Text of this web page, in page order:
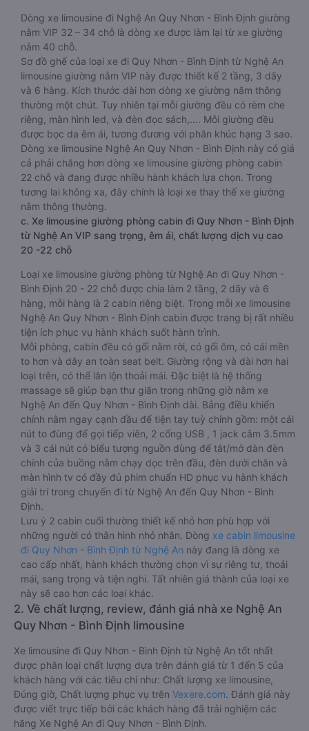
Dòng xe limousine đi Nghệ An Quy Nhơn - Bình Định giường
nằm VIP 32 – 34 chỗ là dòng xe được làm lại từ xe giường
nằm 40 chỗ.
Sơ đồ ghế của loại xe đi Quy Nhơn - Bình Định từ Nghệ An
limousine giường nằm VIP này được thiết kế 2 tầng, 3 dãy
và 6 hàng. Kích thước dài hơn dòng xe giường nằm thông
thường một chút. Tuy nhiên tại mỗi giường đều có rèm che
riêng, màn hình led, và đèn đọc sách,…. Mỗi giường đều
được bọc da êm ái, tương đương với phân khúc hạng 3 sao.
Dòng xe limousine Nghệ An Quy Nhơn - Bình Định này có giá
cả phải chăng hơn dòng xe limousine giường phòng cabin
22 chỗ và đang được nhiều hành khách lựa chọn. Trong
tương lai không xa, đây chính là loại xe thay thế xe giường
nằm thông thường.
c. Xe limousine giường phòng cabin đi Quy Nhơn - Bình Định
từ Nghệ An VIP sang trọng, êm ái, chất lượng dịch vụ cao
20 -22 chỗ
Loại xe limousine giường phòng từ Nghệ An đi Quy Nhơn -
Bình Định 20 - 22 chỗ được chia làm 2 tầng, 2 dãy và 6
hàng, mỗi hàng là 2 cabin riêng biệt. Trong mỗi xe limousine
Nghệ An Quy Nhơn - Bình Định cabin được trang bị rất nhiều
tiện ích phục vụ hành khách suốt hành trình.
Mỗi phòng, cabin đều có gối nằm rời, có gối ôm, có cái mền
to hơn và dây an toàn seat belt. Giường rộng và dài hơn hai
loại trên, có thể lăn lộn thoải mái. Đặc biệt là hệ thống
massage sẽ giúp bạn thư giãn trong những giờ nằm xe
Nghệ An đến Quy Nhơn - Bình Định dài. Bảng điều khiển
chính nằm ngay cạnh đầu để tiện tay tuỳ chỉnh gồm: một cái
nút to đùng để gọi tiếp viên, 2 cổng USB , 1 jack cắm 3.5mm
và 3 cái nút có biểu tượng nguồn dùng để tắt/mở dàn đèn
chính của buồng nằm chạy dọc trên đầu, đèn dưới chân và
màn hình tv có đầy đủ phim chuẩn HD phục vụ hành khách
giải trí trong chuyến đi từ Nghệ An đến Quy Nhơn - Bình
Định.
Lưu ý 2 cabin cuối thường thiết kế nhỏ hơn phù hợp với
những người có thân hình nhỏ nhắn. Dòng xe cabin limousine
đi Quy Nhơn - Bình Định từ Nghệ An này đang là dòng xe
cao cấp nhất, hành khách thường chọn vì sự riêng tư, thoải
mái, sang trọng và tiện nghi. Tất nhiên giá thành của loại xe
này sẽ cao hơn các loại khác.
2. Về chất lượng, review, đánh giá nhà xe Nghệ An
Quy Nhơn - Bình Định limousine
Xe limousine đi Quy Nhơn - Bình Định từ Nghệ An tốt nhất
được phân loại chất lượng dựa trên đánh giá từ 1 đến 5 của
khách hàng với các tiêu chí như: Chất lượng xe limousine,
Đúng giờ, Chất lượng phục vụ trên Vexere.com. Đánh giá này
được viết trực tiếp bởi các khách hàng đã trải nghiệm các
hãng Xe Nghệ An đi Quy Nhơn - Bình Định.